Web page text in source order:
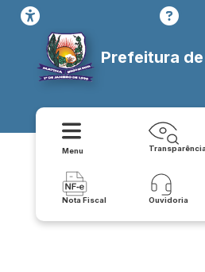
Prefeitura
Menu
Nota Fiscal Ouvidoria